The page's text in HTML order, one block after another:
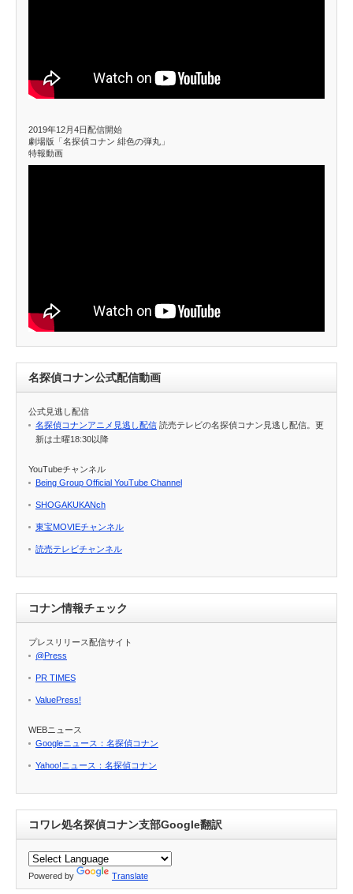
2019年12月4日配信開始
劇場版「名探偵コナン 緋色の弾丸」
特報動画
名探偵コナン公式配信動画
公式見逃し配信
名探偵コナンアニメ見逃し配信 読売テレビの名探偵コナン見逃し配信。更
新は土曜18:30以降
YouTubeチャンネル
Being Group Official YouTube Channel
SHOGAKUKANch
東宝MOVIEチャンネル
読売テレビチャンネル
コナン情報チェック
プレスリリース配信サイト
@Press
PR TIMES
ValuePress!
WEBニュース
Googleニュース：名探偵コナン
Yahoo!ニュース：名探偵コナン
コワレ処名探偵コナン支部Google翻訳
Powered by Translate